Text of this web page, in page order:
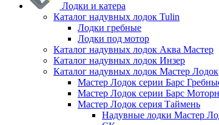
Лодки и катера
Каталог надувных лодок Tulin
Лодки гребные
Лодки под мотор
Каталог надувных лодок Аква Мастер
Каталог надувных лодок Инзер
Каталог надувных лодок Мастер Лодок
Мастер Лодок серии Барс
Мастер Лодок серии Барс
Мастер Лодок серия Таймень
Надувные лодки Мастер